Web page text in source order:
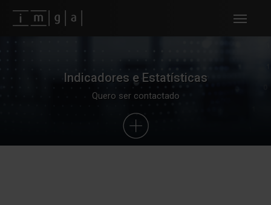
Fundos imga
Indicadores e Estatísticas
Quero ser contactado